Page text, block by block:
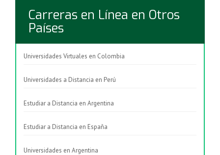
Carreras en Línea en Otros
Países
Universidades Virtuales en Colombia
Universidades a Distancia en Perú
Estudiar a Distancia en Argentina
Estudiar a Distancia en España
Universidades en Argentina